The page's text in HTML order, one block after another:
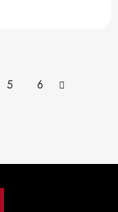
5 6